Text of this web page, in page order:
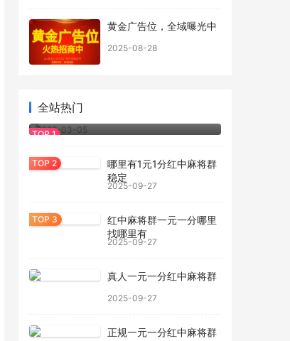
黄金广告位，全域曝光中
2025-08-28
全站热门
家居灯具干燥剂 吊灯壁灯室内照明设备
2026-03-05
哪里有1元1分红中麻将群
稳定
2025-09-27
红中麻将群一元一分哪里
找哪里有
2025-09-27
真人一元一分红中麻将群
2025-09-27
正规一元一分红中麻将群